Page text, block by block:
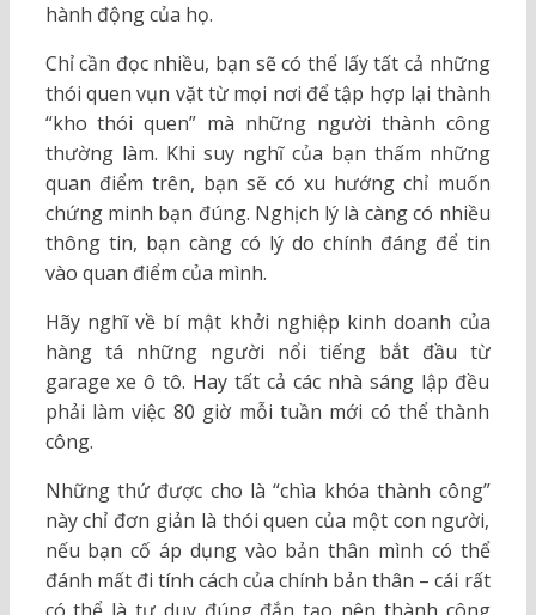
hành động của họ.
Chỉ cần đọc nhiều, bạn sẽ có thể lấy tất cả những
thói quen vụn vặt từ mọi nơi để tập hợp lại thành
“kho thói quen” mà những người thành công
thường làm. Khi suy nghĩ của bạn thấm những
quan điểm trên, bạn sẽ có xu hướng chỉ muốn
chứng minh bạn đúng. Nghịch lý là càng có nhiều
thông tin, bạn càng có lý do chính đáng để tin
vào quan điểm của mình.
Hãy nghĩ về bí mật khởi nghiệp kinh doanh của
hàng tá những người nổi tiếng bắt đầu từ
garage xe ô tô. Hay tất cả các nhà sáng lập đều
phải làm việc 80 giờ mỗi tuần mới có thể thành
công.
Những thứ được cho là “chìa khóa thành công”
này chỉ đơn giản là thói quen của một con người,
nếu bạn cố áp dụng vào bản thân mình có thể
đánh mất đi tính cách của chính bản thân – cái rất